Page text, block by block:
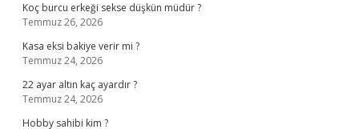
Koç burcu erkeği sekse düşkün müdür ?
Temmuz 26, 2026
Kasa eksi bakiye verir mi ?
Temmuz 24, 2026
22 ayar altın kaç ayardır ?
Temmuz 24, 2026
Hobby sahibi kim ?